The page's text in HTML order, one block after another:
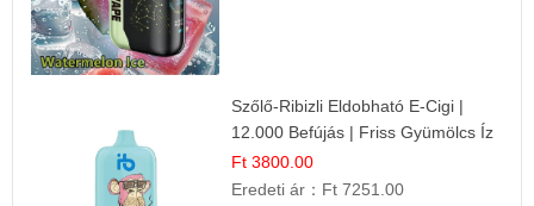
Szőlő-Ribizli Eldobható E-Cigi |
12.000 Befújás | Friss Gyümölcs Íz
Ft 3800.00
Eredeti ár： Ft 7251.00